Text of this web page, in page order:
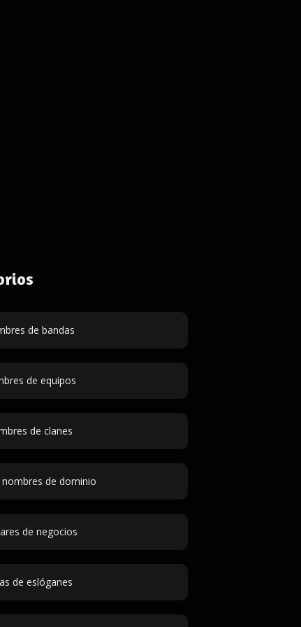
de bandas
de equipos
de clanes
nombres de dominio
de negocios
de eslóganes